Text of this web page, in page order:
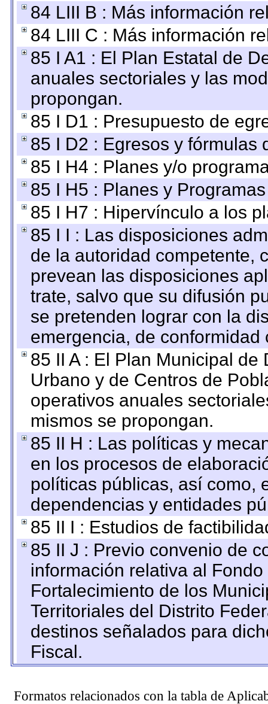
84 LIII B : Más información
84 LIII C : Más información
85 I A1 : El Plan Estatal de
anuales sectoriales y las
propongan.
85 I D1 : Presupuesto de
85 I D2 : Egresos y fórmulas
85 I H4 : Planes y/o
85 I H5 : Planes y
85 I H7 : Hipervínculo a los
85 I I : Las disposiciones
de la autoridad competente,
prevean las disposiciones
trate, salvo que su difusión
se pretenden lograr con la
emergencia, de
85 II A : El Plan Municipal
Urbano y de Centros de
operativos anuales
mismos se propongan.
85 II H : Las políticas y
en los procesos de
políticas públicas, así como,
dependencias y entidades
85 II I : Estudios de
85 II J : Previo convenio de
información relativa al
Fortalecimiento de los
Territoriales del Distrito
destinos señalados para
Fiscal.
Formatos relacionados con la tabla de